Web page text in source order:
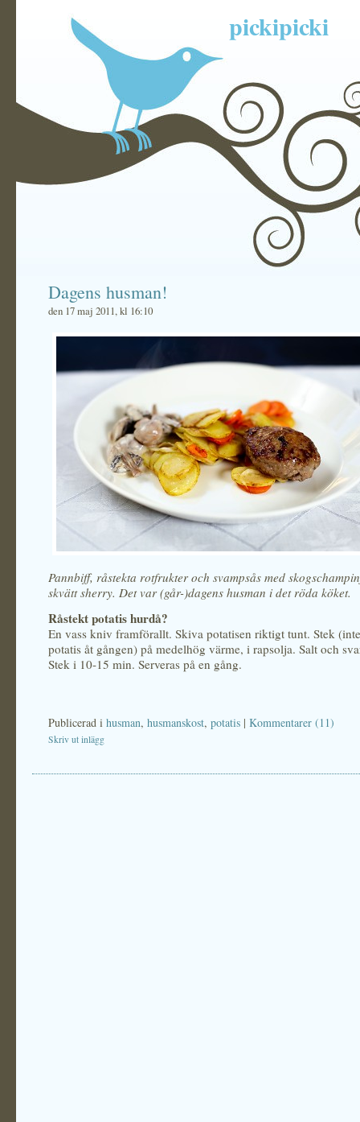
pickipicki
Dagens husman!
den 17 maj 2011, kl 16:10
Pannbiff, råstekta rotfrukter och svampsås med
skvätt sherry. Det var (går-)dagens husman i det röda köket.
Råstekt potatis hurdå?
En vass kniv framförallt. Skiva potatisen riktigt tunt. Stek
potatis åt gången) på medelhög värme, i rapsolja. Salt och
Stek i 10-15 min. Serveras på en gång.
Publicerad i husman, husmanskost, potatis | Kommentarer (11)
Skriv ut inlägg